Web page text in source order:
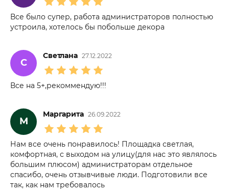
Все было супер, работа администраторов полностью
устроила, хотелось бы побольше декора
С
Светлана 27.12.2022
Все на 5+,рекоммендую!!!
М
Маргарита 26.09.2022
Нам все очень понравилось! Площадка светлая,
комфортная, с выходом на улицу(для нас это являлось
большим плюсом) администраторам отдельное
спасибо, очень отзывчивые люди. Подготовили все
так, как нам требовалось